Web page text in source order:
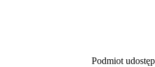
Podmiot